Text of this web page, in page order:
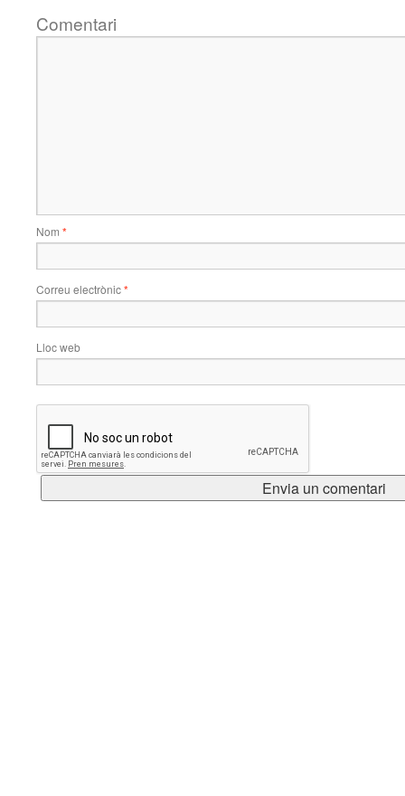
Comentari
Nom *
Correu electrònic*
Lloc web